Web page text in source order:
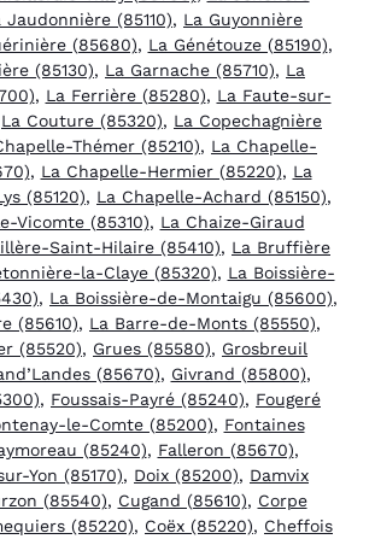
Jaudonnière (85110), La Guyonnière
(85680), La Génétouze (85190),
(85130), La Garnache (85710), La
, La Ferrière (85280), La Faute-sur-
La Couture (85320), La Copechagnière
Thémer (85210), La Chapelle-
, La Chapelle-Hermier (85220), La
(85120), La Chapelle-Achard (85150),
Vicomte (85310), La Chaize-Giraud
Saint-Hilaire (85410), La Bruffière
la-Claye (85320), La Boissière-
, La Boissière-de-Montaigu (85600),
(85610), La Barre-de-Monts (85550),
(85520), Grues (85580), Grosbreuil
(85670), Givrand (85800),
, Foussais-Payré (85240), Fougeré
le-Comte (85200), Fontaines
(85240), Falleron (85670),
Yon (85170), Doix (85200), Damvix
(85540), Cugand (85610), Corpe
(85220), Coëx (85220), Cheffois